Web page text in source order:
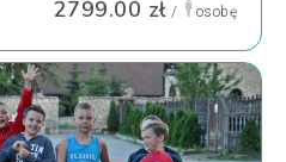
2799.00 zł / osobę